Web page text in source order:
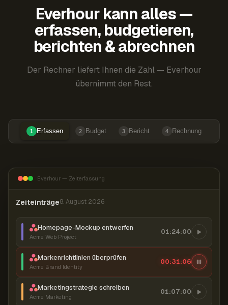
Everhour kann alles —
erfassen, budgetieren,
berichten & abrechnen
Der Rechner liefert Ihnen die Zahl — Everhour
übernimmt den Rest.
1 Erfassen 2 Budget 3 Bericht 4 Rechnung
Everhour — Zeiterfassung
Zeiteinträge8. August 2026
Homepage-Mockup entwerfen
Acme Web Project
01:24:00
Markenrichtlinien überprüfen
Acme Brand Identity
00:31:07
Marketingstrategie schreiben
Acme Marketing
01:07:00